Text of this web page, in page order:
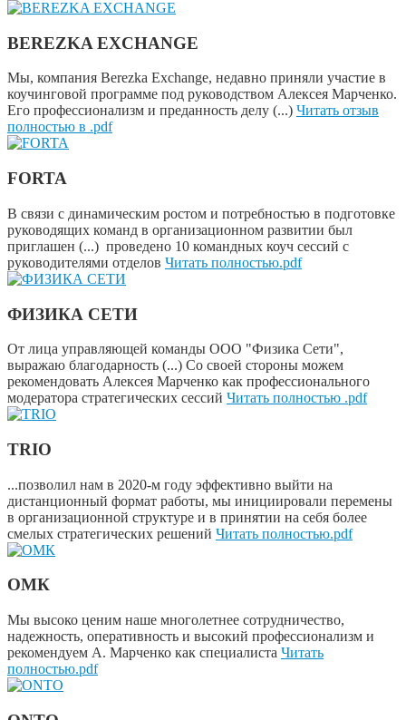
BEREZKA EXCHANGE
Мы, компания Berezka Exchange, недавно приняли участие в
коучинговой программе под руководством Алексея Марченко.
Его профессионализм и преданность делу (...) Читать отзыв
полностью в .pdf
FORTA
В связи с динамическим ростом и потребностью в подготовке
руководящих команд в организационном развитии был
приглашен (...) проведено 10 командных коуч сессий с
руководителями отделов Читать полностью.pdf
ФИЗИКА СЕТИ
От лица управляющей команды ООО "Физика Сети",
выражаю благодарность (...) Со своей стороны можем
рекомендовать Алексея Марченко как профессионального
модератора стратегических сессий Читать полностью .pdf
TRIO
...позволил нам в 2020-м году эффективно выйти на
дистанционный формат работы, мы инициировали перемены
в организационной структуре и в принятии на себя более
смелых стратегических решений Читать полностью.pdf
ОМК
Мы высоко ценим наше многолетнее сотрудничество,
надежность, оперативность и высокий профессионализм и
рекомендуем А. Марченко как специалиста Читать
полностью.pdf